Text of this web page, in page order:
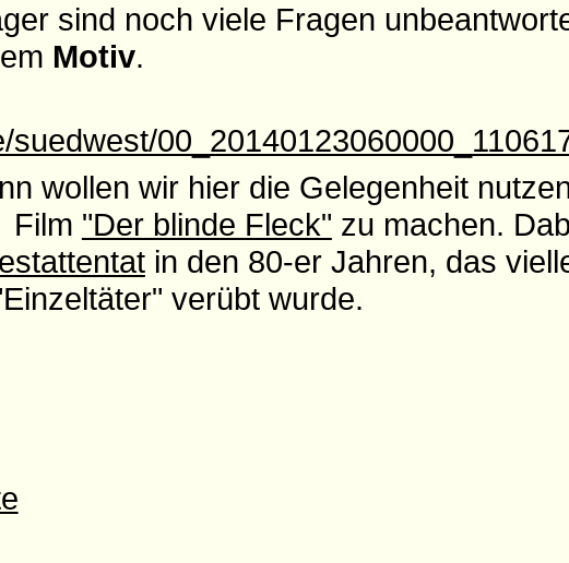
sind noch viele Fragen
Motiv.
suedwest/
wollen wir hier die Gelegenheit
Film "Der blinde Fleck" zu machen.
in den 80-er Jahren, das
verübt wurde.